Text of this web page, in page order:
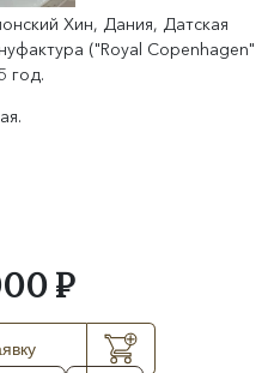
Хин, Дания, Датская
("Royal Copenhagen"
год.
₽